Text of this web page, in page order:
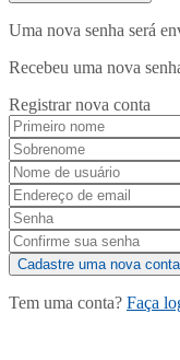
Uma nova senha será
Recebeu uma nova
Registrar nova conta
Tem uma conta? Faça